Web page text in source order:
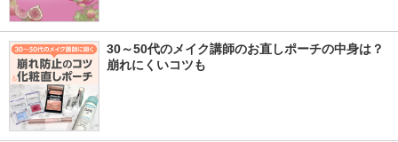
30～50代のメイク講師のお直しポーチの中身は？
崩れにくいコツも